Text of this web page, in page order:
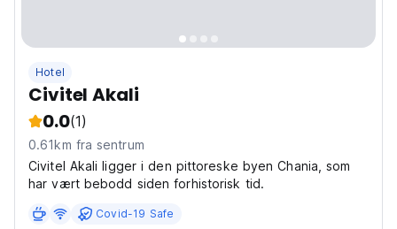
Hotel
Civitel Akali
0.0(1)
0.61km fra sentrum
Civitel Akali ligger i den pittoreske byen Chania, som
har vært bebodd siden forhistorisk tid.
Covid-19 Safe